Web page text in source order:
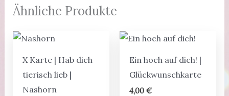
Ähnliche Produkte
X Karte | Hab dich
tierisch lieb |
Nashorn
Ein hoch auf dich! |
Glückwunschkarte
4,00€